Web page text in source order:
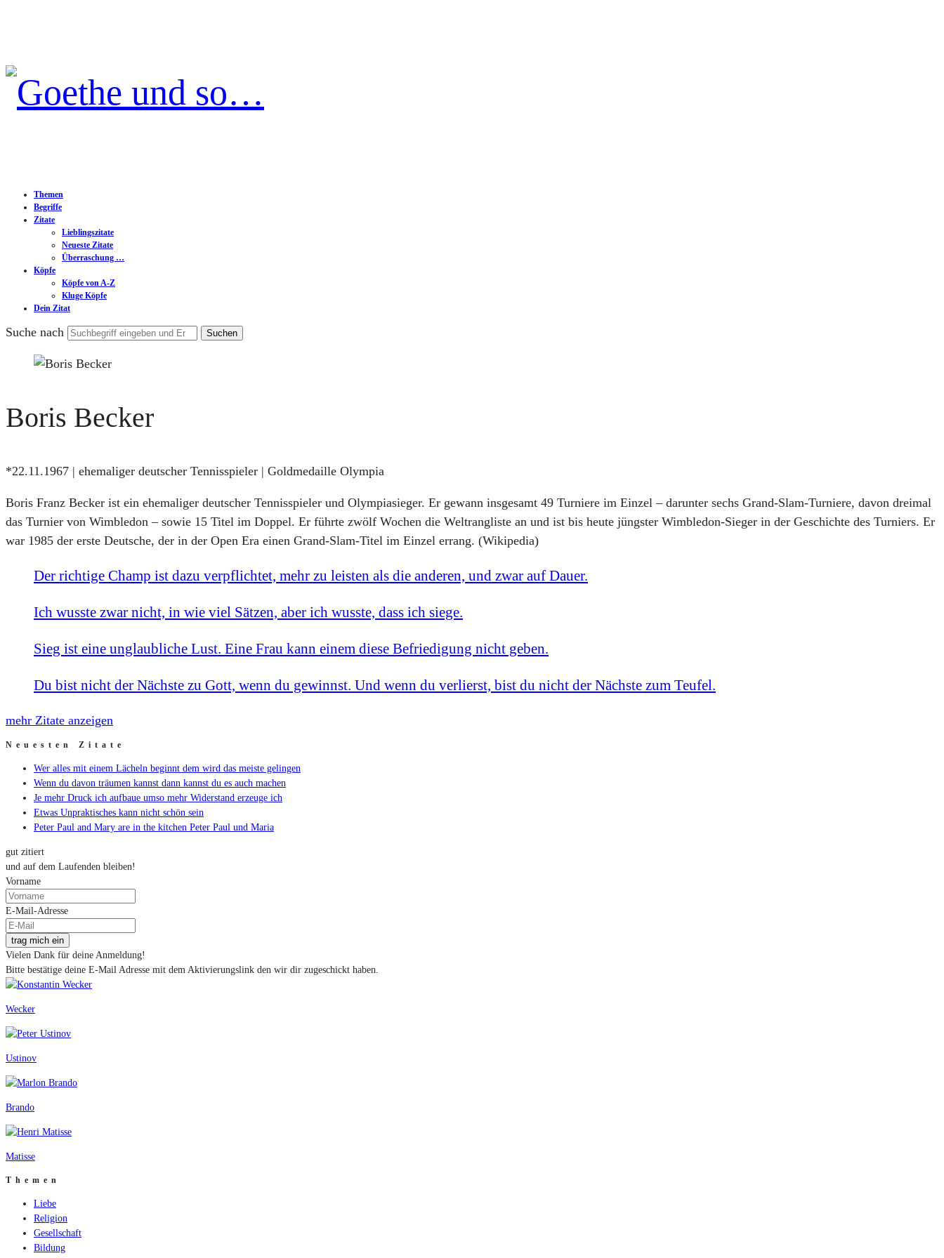
Goethe
so…
Themen
Begriffe
Zitate
Lieblingszitate
Neueste Zitate
Überraschung …
Köpfe
Köpfe von A-Z
Kluge Köpfe
Dein Zitat
Suche nach
Boris Becker
*22.11.1967 | ehemaliger deutscher Tennisspieler | Goldmedaille Olympia
Boris Franz Becker ist ein ehemaliger deutscher Tennisspieler und Olympiasieger. Er gewann insgesamt 49 Turniere im Einzel – darunter sechs Grand-Slam-Turniere, davon dreimal
das Turnier von Wimbledon – sowie 15 Titel im Doppel. Er führte zwölf Wochen die Weltrangliste an und ist bis heute jüngster Wimbledon-Sieger in der Geschichte des Turniers. Er
war 1985 der erste Deutsche, der in der Open Era einen Grand-Slam-Titel im Einzel errang. (Wikipedia)
Der richtige Champ ist dazu verpflichtet, mehr zu leisten als die anderen, und zwar auf Dauer.
Ich wusste zwar nicht, in wie viel Sätzen, aber ich wusste, dass ich siege.
Sieg ist eine unglaubliche Lust. Eine Frau kann einem diese Befriedigung nicht geben.
Du bist nicht der Nächste zu Gott, wenn du gewinnst. Und wenn du verlierst, bist du nicht der Nächste zum Teufel.
mehr Zitate anzeigen
Neuesten Zitate
Wer alles mit einem Lächeln beginnt dem wird das meiste gelingen
Wenn du davon träumen kannst dann kannst du es auch machen
Je mehr Druck ich aufbaue umso mehr Widerstand erzeuge ich
Etwas Unpraktisches kann nicht schön sein
Peter Paul and Mary are in the kitchen Peter Paul und Maria
gut zitiert
und auf dem Laufenden bleiben!
Vorname
E-Mail-Adresse
trag mich ein
Vielen Dank für deine Anmeldung!
Bitte bestätige deine E-Mail Adresse mit dem Aktivierungslink den wir dir zugeschickt haben.
Wecker
Ustinov
Brando
Matisse
Themen
Liebe
Religion
Gesellschaft
Bildung